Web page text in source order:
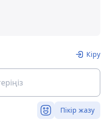
Кіру
Пікір жазу